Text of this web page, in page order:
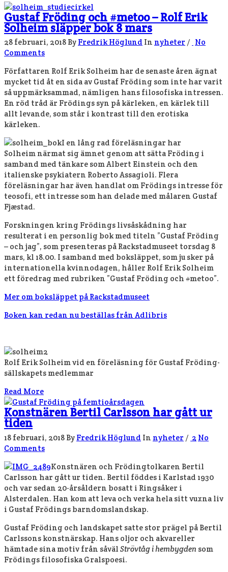
Gustaf Fröding och #metoo – Rolf Erik
Solheim släpper bok 8 mars
28 februari, 2018 By Fredrik Höglund In nyheter / No
Comments
Författaren Rolf Erik Solheim har de senaste åren ägnat
mycket tid åt en sida av Gustaf Fröding som inte har varit
så uppmärksammad, nämligen hans filosofiska intressen.
En röd tråd är Frödings syn på kärleken, en kärlek till
allt levande, som står i kontrast till den erotiska
kärleken.
I en lång rad föreläsningar har
Solheim närmat sig ämnet genom att sätta Fröding i
samband med tänkare som Albert Einstein och den
italienske psykiatern Roberto Assagioli. Flera
föreläsningar har även handlat om Frödings intresse för
teosofi, ett intresse som han delade med målaren Gustaf
Fjæstad.
Forskningen kring Frödings livsåskådning har
resulterat i en personlig bok med titeln ”Gustaf Fröding
– och jag”, som presenteras på Rackstadmuseet torsdag 8
mars, kl 18.00. I samband med boksläppet, som ju sker på
internationella kvinnodagen, håller Rolf Erik Solheim
ett föredrag med rubriken ”Gustaf Fröding och #metoo”.
Mer om boksläppet på Rackstadmuseet
Boken kan redan nu beställas från Adlibris
Rolf Erik Solheim vid en föreläsning för Gustaf Fröding-
sällskapets medlemmar
Read More
Konstnären Bertil Carlsson har gått ur
tiden
18 februari, 2018 By Fredrik Höglund In nyheter / 2 No
Comments
Konstnären och Frödingtolkaren Bertil
Carlsson har gått ur tiden. Bertil föddes i Karlstad 1930
och var sedan 20-årsåldern bosatt i Ringsåker i
Alsterdalen. Han kom att leva och verka hela sitt vuxna liv
i Gustaf Frödings barndomslandskap.
Gustaf Fröding och landskapet satte stor prägel på Bertil
Carlssons konstnärskap. Hans oljor och akvareller
hämtade sina motiv från såväl Strövtåg i hembygden som
Frödings filosofiska Gralspoesi.